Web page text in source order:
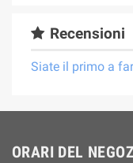
Recensioni
Siate il primo a
ORARI DEL